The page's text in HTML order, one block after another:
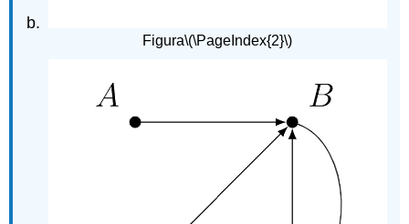
Figura\(\PageIndex{2}\)